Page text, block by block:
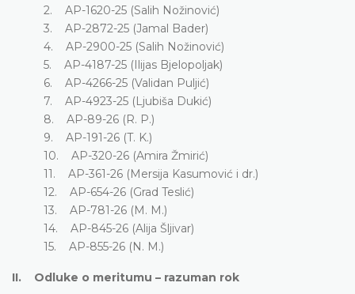
2. AP-1620-25 (Salih Nožinović)
3. AP-2872-25 (Jamal Bader)
4. AP-2900-25 (Salih Nožinović)
5. AP-4187-25 (Ilijas Bjelopoljak)
6. AP-4266-25 (Validan Puljić)
7. AP-4923-25 (Ljubiša Dukić)
8. AP-89-26 (R. P.)
9. AP-191-26 (T. K.)
10. AP-320-26 (Amira Žmirić)
11. AP-361-26 (Mersija Kasumović i dr.)
12. AP-654-26 (Grad Teslić)
13. AP-781-26 (M. M.)
14. AP-845-26 (Alija Šljivar)
15. AP-855-26 (N. M.)
II. Odluke o meritumu – razuman rok